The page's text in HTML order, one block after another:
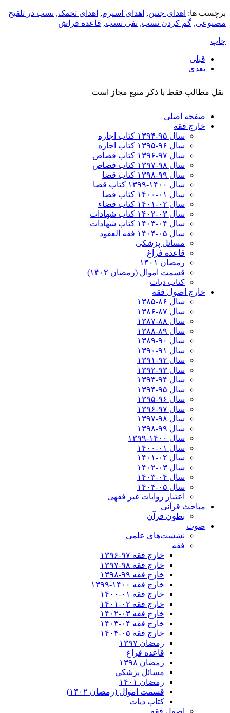
برچسب ها: اهدای جنین, اهدای اسپرم, اهدای تخمک, نسب در تلقیح
مصنوعی, گم کردن نسب, نفی نسب, قاعده فراش
چاپ
قبلی
بعدی
نقل مطالب فقط با ذکر منبع مجاز است
صفحه اصلی
خارج فقه
سال ۹۵-۱۳۹۴ کتاب اجاره
سال ۹۶-۱۳۹۵ کتاب اجاره
سال ۹۷-۱۳۹۶ کتاب قصاص
سال ۹۸-۱۳۹۷ کتاب قصاص
سال ۹۹-۱۳۹۸‍ کتاب قضا
سال ۱۴۰۰-۱۳۹۹ کتاب قضا
سال ۰۱-۱۴۰۰ کتاب قضا
سال ۰۲-۱۴۰۱ کتاب قضاء
سال ۰۳-۱۴۰۲ کتاب شهادات
سال ۰۴-۱۴۰۳ کتاب شهادات
سال ۰۵-۱۴۰۴ فقه العقود
مسائل پزشکی
قاعده فراغ
رمضان ۱۴۰۱
قسمت اموال (رمضان ۱۴۰۲)
کتاب دیات
خارج اصول فقه
سال ۸۶-۱۳۸۵
سال ۸۷-۱۳۸۶
سال ۸۸-۱۳۸۷
سال ۸۹-۱۳۸۸
سال ۹۰-۱۳۸۹
سال ۹۱-۱۳۹۰
سال ۹۲-۱۳۹۱
سال ۹۳-۱۳۹۲
سال ۹۴-۱۳۹۳
سال ۹۵-۱۳۹۴
سال ۹۶-۱۳۹۵
سال ۹۷-۱۳۹۶
سال ۹۸-۱۳۹۷
سال ۹۹-۱۳۹۸‍
سال ۱۴۰۰-۱۳۹۹
سال ۰۱-۱۴۰۰
سال ۰۲-۱۴۰۱
سال ۰۳-۱۴۰۲
سال ۰۴-۱۴۰۳
سال ۰۵-۱۴۰۴
اعتبار روایات غیر فقهی
مباحث قرآنی
بطون قرآن
صوت
نشست‌های علمی
فقه
خارج فقه ۹۷-۱۳۹۶
خارج فقه ۹۸-۱۳۹۷
خارج فقه ۹۹-۱۳۹۸
خارج فقه ۱۴۰۰-۱۳۹۹
خارج فقه ۰۱-۱۴۰۰
خارج فقه ۰۲-۱۴۰۱
خارج فقه ۰۳-۱۴۰۲
خارج فقه ۰۴-۱۴۰۳
خارج فقه ۰۵-۱۴۰۴
رمضان ۱۳۹۷
قاعده فراغ
رمضان ۱۳۹۸
مسائل پزشکی
رمضان ۱۴۰۱
قسمت اموال (رمضان ۱۴۰۲)
کتاب دیات
اصول فقه